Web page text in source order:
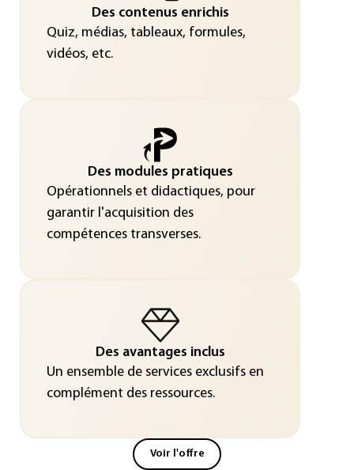
Des contenus enrichis
Quiz, médias, tableaux, formules,
vidéos, etc.
Des modules pratiques
Opérationnels et didactiques, pour
garantir l'acquisition des
compétences transverses.
Des avantages inclus
Un ensemble de services exclusifs en
complément des ressources.
Voir l'offre